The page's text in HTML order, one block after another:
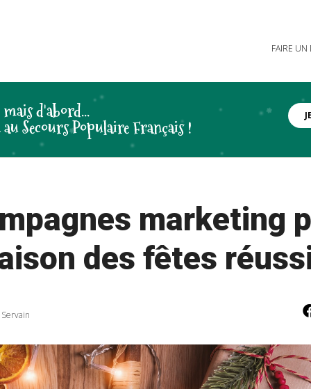
FAIRE
d'abord...
Secours Populaire Français !
marketing
des fêtes